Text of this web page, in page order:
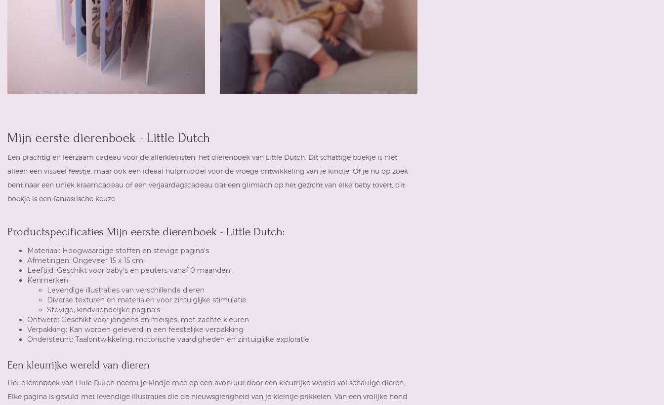
Mijn eerste dierenboek - Little Dutch
Een prachtig en leerzaam cadeau voor de allerkleinsten: het dierenboek van Little Dutch. Dit schattige boekje is niet
alleen een visueel feestje, maar ook een ideaal hulpmiddel voor de vroege ontwikkeling van je kindje. Of je nu op zoek
bent naar een uniek kraamcadeau of een verjaardagscadeau dat een glimlach op het gezicht van elke baby tovert, dit
boekje is een fantastische keuze.
Productspecificaties Mijn eerste dierenboek - Little Dutch:
Materiaal: Hoogwaardige stoffen en stevige pagina's
Afmetingen: Ongeveer 15 x 15 cm
Leeftijd: Geschikt voor baby's en peuters vanaf 0 maanden
Kenmerken:
Levendige illustraties van verschillende dieren
Diverse texturen en materialen voor zintuiglijke stimulatie
Stevige, kindvriendelijke pagina's
Ontwerp: Geschikt voor jongens en meisjes, met zachte kleuren
Verpakking: Kan worden geleverd in een feestelijke verpakking
Ondersteunt: Taalontwikkeling, motorische vaardigheden en zintuiglijke exploratie
Een kleurrijke wereld van dieren
Het dierenboek van Little Dutch neemt je kindje mee op een avontuur door een kleurrijke wereld vol schattige dieren.
Elke pagina is gevuld met levendige illustraties die de nieuwsgierigheid van je kleintje prikkelen. Van een vrolijke hond